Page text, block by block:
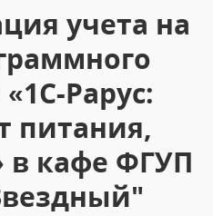
учета на
Рарус:
питания,
в кафе ФГУП